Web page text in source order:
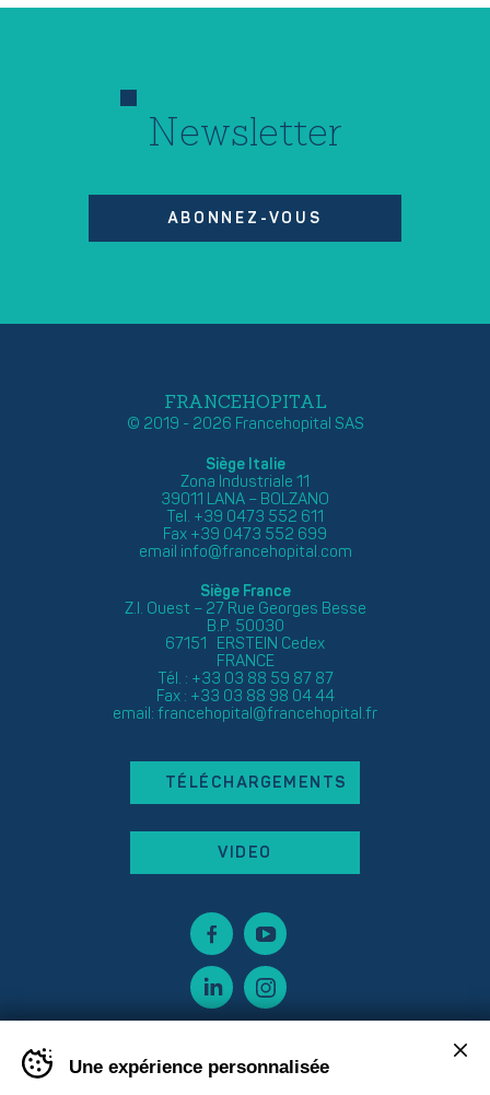
Newsletter
ABONNEZ-VOUS
FRANCEHOPITAL
© 2019 - 2026 Francehopital SAS
Siège Italie
Zona Industriale 11
39011 LANA – BOLZANO
Tel. +39 0473 552 611
Fax +39 0473 552 699
email info@francehopital.com
Siège France
Z.I. Ouest – 27 Rue Georges Besse
B.P. 50030
67151 ERSTEIN Cedex
FRANCE
Tél. : +33 03 88 59 87 87
Fax : +33 03 88 98 04 44
email: francehopital@francehopital.fr
TÉLÉCHARGEMENTS
VIDEO
Une expérience personnalisée